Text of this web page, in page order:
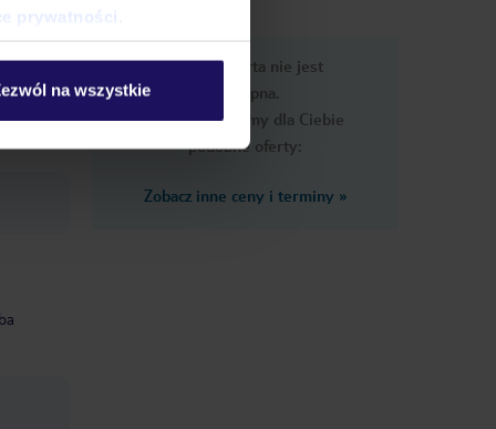
prywatności
na wszystkie
Ups, ta oferta nie jest
dostępna.
Przygotowaliśmy dla Ciebie
podobne oferty:
Zobacz inne ceny i terminy »